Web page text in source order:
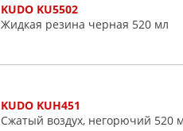
KUDO KU5502
Жидкая резина черная 520 мл
KUDO KUH451
Сжатый воздух, негорючий 520